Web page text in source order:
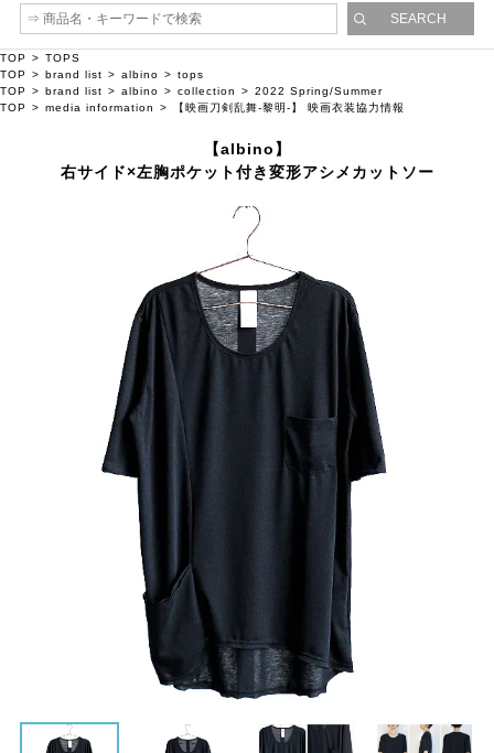
TOP
TOPS
TOP
brand list albino
tops
TOP
brand list albino collection
2022 Spring/Summer
TOP
media information 【映画刀剣乱舞-黎明-】 映画衣装協力情報
【albino】
右サイド×左胸ポケット付き変形アシメカットソー